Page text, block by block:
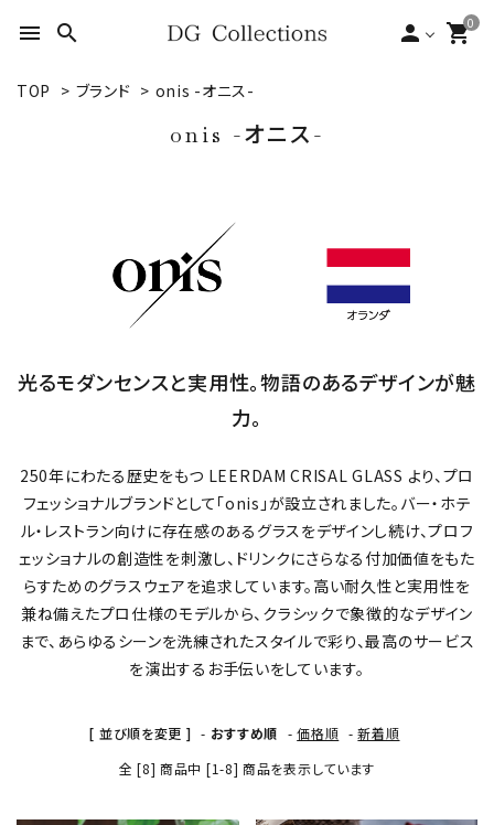
menu search person 0
shopping_cart
person 新規会員登録
シーンから探す
ブランドから探す
価格から探す
ご利用ガイド
プライバシーポリシー
TOP > ブランド > onis -オニス-
onis -オニス-
光るモダンセンスと実用性。物語のあるデザインが魅
力。
250年にわたる歴史をもつ LEERDAM CRISAL GLASS より、プロ
フェッショナルブランドとして「onis」が設立されました。バー・ホテ
ル・レストラン向けに存在感のあるグラスをデザインし続け、プロフ
ェッショナルの創造性を刺激し、ドリンクにさらなる付加価値をもた
らすためのグラスウェアを追求しています。高い耐久性と実用性を
兼ね備えたプロ仕様のモデルから、クラシックで象徴的なデザイン
まで、あらゆるシーンを洗練されたスタイルで彩り、最高のサービス
を演出するお手伝いをしています。
[ 並び順を変更 ] - おすすめ順 -価格順 -新着順
全 [8] 商品中 [1-8] 商品を表示しています